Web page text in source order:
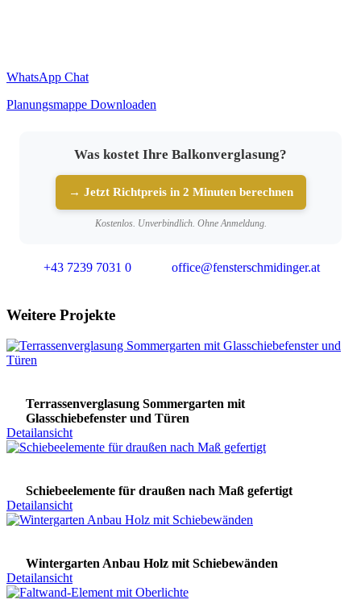
WhatsApp Chat
Planungsmappe Downloaden
Was kostet Ihre Balkonverglasung?
→ Jetzt Richtpreis in 2 Minuten berechnen
Kostenlos. Unverbindlich. Ohne Anmeldung.
+43 7239 7031 0 office@fensterschmidinger.at
Weitere Projekte
Terrassenverglasung Sommergarten mit
Glasschiebefenster und Türen
Detailansicht
Schiebeelemente für draußen nach Maß gefertigt
Detailansicht
Wintergarten Anbau Holz mit Schiebewänden
Detailansicht